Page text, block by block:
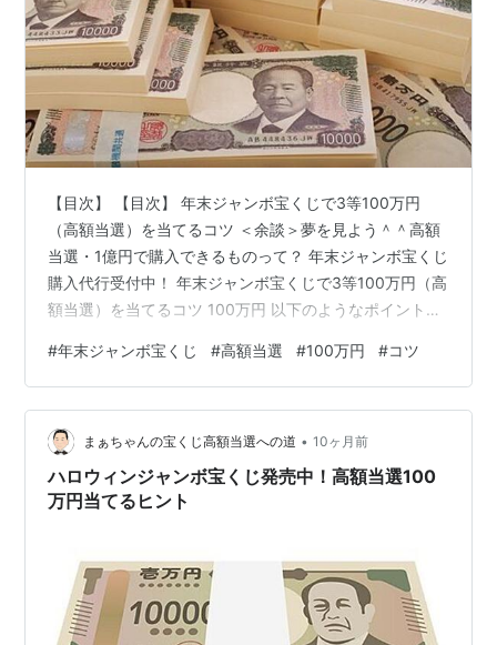
【目次】 【目次】 年末ジャンボ宝くじで3等100万円
（高額当選）を当てるコツ ＜余談＞夢を見よう＾＾高額
当選・1億円で購入できるものって？ 年末ジャンボ宝くじ
購入代行受付中！ 年末ジャンボ宝くじで3等100万円（高
額当選）を当てるコツ 100万円 以下のようなポイントを
るかと思います。 ①過去の当選番号を分析する 過去の
当選番号を調べて、頻繁に出る数字やパターンを見つけ
る。統計的なデータを参考にすることで傾向をつかむこ
とができます。 ②購入するタイミングを変える 宝くじ
の販売開始直後や締切直前に購入する人が多いので、あ
えて中間の時期に購入して…
#年末ジャンボ宝くじ #高額当選 #100万円 #コツ
まぁちゃんの宝くじ高額当選への道 • 10ヶ月前
ハロウィンジャンボ宝くじ発売中！高額当選100
万円当てるヒント